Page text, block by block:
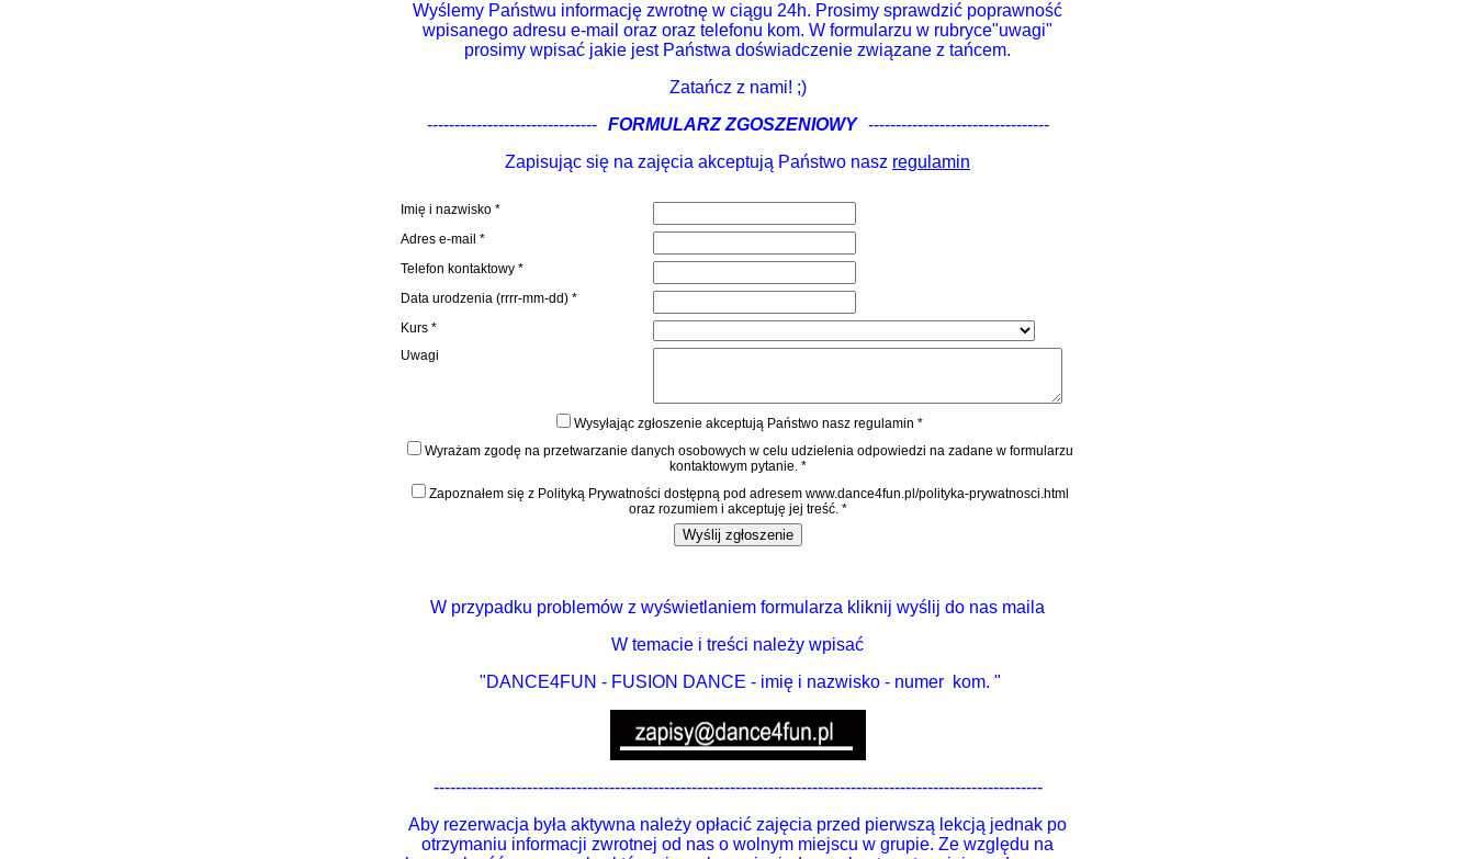
Wyślemy Państwu informację zwrotnę w ciągu 24h. Prosimy sprawdzić poprawność
wpisanego adresu e-mail oraz oraz telefonu kom. W formularzu w rubryce"uwagi"
prosimy wpisać jakie jest Państwa doświadczenie związane z tańcem.
Zatańcz z nami! ;)
--------------------------------- FORMULARZ ZGOSZENIOWY-- ---------------------------------
Zapisując się na zajęcia akceptują Państwo nasz regulamin
W przypadku problemów z wyświetlaniem formularza kliknij wyślij do nas maila
W temacie i treści należy wpisać
"DANCE4FUN - FUSION DANCE - imię i nazwisko - numer kom. "
---------------------------------------------------------------------------------------------------------------
Aby rezerwacja była aktywna należy opłacić zajęcia przed pierwszą lekcją jednak po
otrzymaniu informacji zwrotnej od nas o wolnym miejscu w grupie. Ze względu na